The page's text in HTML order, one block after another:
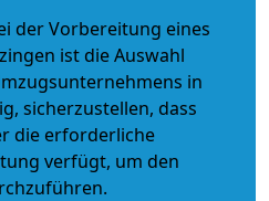
der Vorbereitung eines
ist die Auswahl
in
sicherzustellen, dass
die erforderliche
verfügt, um den